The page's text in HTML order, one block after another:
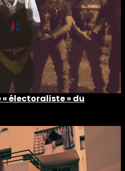
« électoraliste » du